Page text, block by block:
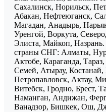
Сахалинск, Норильск,
Абакан, Нефтеюганск,
Магадан, Анадырь,
Уренгой, Воркута,
Элиста, Майкоп,
страны СНГ: Алматы,
Актобе, Караганда,
Семей, Атырау,
Петропавловск, Актау,
Витебск, Гродно, Брест,
Наманган, Андижан,
Ванадзор, Бишкек, Ош,